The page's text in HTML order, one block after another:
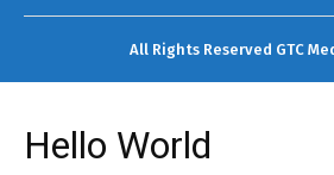
All Rights Reserved GTC
Hello World